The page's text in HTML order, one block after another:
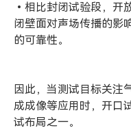
•相比封闭试验段，开
闭壁面对声场传播的影
的可靠性。
因此，当测试目标关注
成成像等应用时，开口
试布局之一。